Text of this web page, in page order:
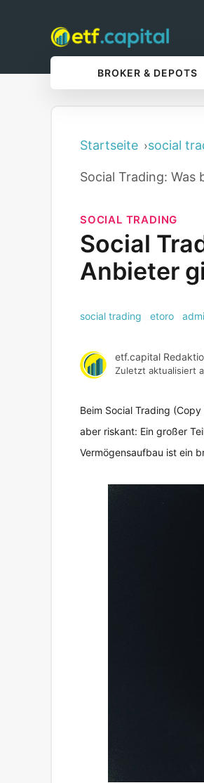
BROKER & DEPOTS
Startseite social
Social Trading:
SOCIAL TRADING
Social
Anbieter
social trading etoro
etf.capital
Zuletzt aktualisiert
Beim Social Trading
aber riskant: Ein großer
Vermögensaufbau ist ein